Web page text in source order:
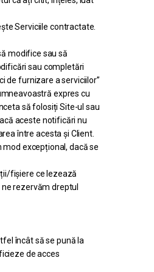
Serviciile contractate.
modifice sau să
sau completări
de furnizare a serviciilor”
expres cu
să folosiți Site-ul sau
aceste notificări nu
între acesta și Client.
excepțional, dacă se
fișiere ce lezează
rezervăm dreptul
încât să se pună la
de acces